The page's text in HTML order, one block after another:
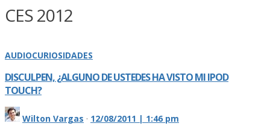
CES 2012
AUDIOCURIOSIDADES
DISCULPEN, ¿ALGUNO DE USTEDES HA VISTO MI IPOD
TOUCH?
Wilton Vargas · 12/08/2011 | 1:46 pm